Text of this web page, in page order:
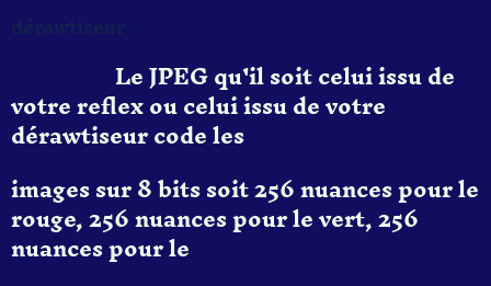
Le JPEG qu'il soit celui issu de
votre reflex ou celui issu de votre
dérawtiseur code les
images sur 8 bits soit 256 nuances pour le
rouge, 256 nuances pour le vert, 256
nuances pour le